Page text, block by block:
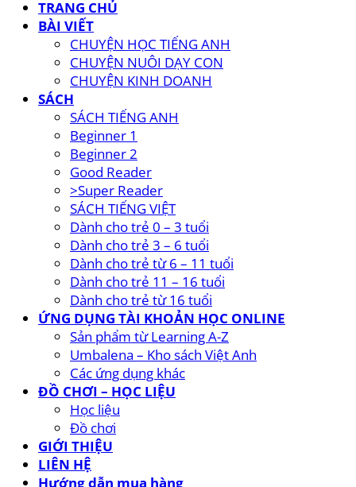
CHUYỆN NUÔI DẠY CON
CHUYỆN KINH DOANH
SÁCH
SÁCH TIẾNG ANH
Beginner 1
Beginner 2
Good Reader
>Super Reader
SÁCH TIẾNG VIỆT
Dành cho trẻ 0 – 3 tuổi
Dành cho trẻ 3 – 6 tuổi
Dành cho trẻ từ 6 – 11 tuổi
Dành cho trẻ 11 – 16 tuổi
Dành cho trẻ từ 16 tuổi
ỨNG DỤNG TÀI KHOẢN HỌC ONLINE
Sản phẩm từ Learning A-Z
Umbalena – Kho sách Việt Anh
Các ứng dụng khác
ĐỒ CHƠI – HỌC LIỆU
Học liệu
Đồ chơi
GIỚI THIỆU
LIÊN HỆ
Hướng dẫn mua hàng
Audio Stream
Wishlist